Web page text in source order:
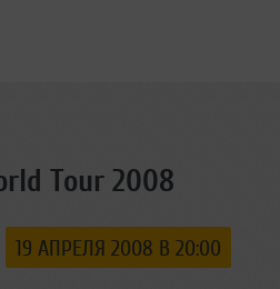
Tour 2008
19 АПРЕЛЯ 2008 В 20:00